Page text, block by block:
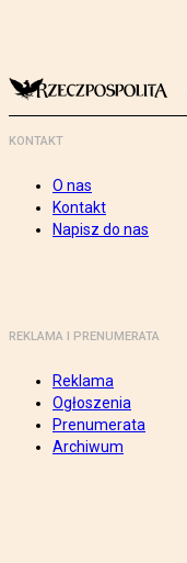
KONTAKT
O nas
Kontakt
Napisz do nas
REKLAMA I PRENUMERATA
Reklama
Ogłoszenia
Prenumerata
Archiwum